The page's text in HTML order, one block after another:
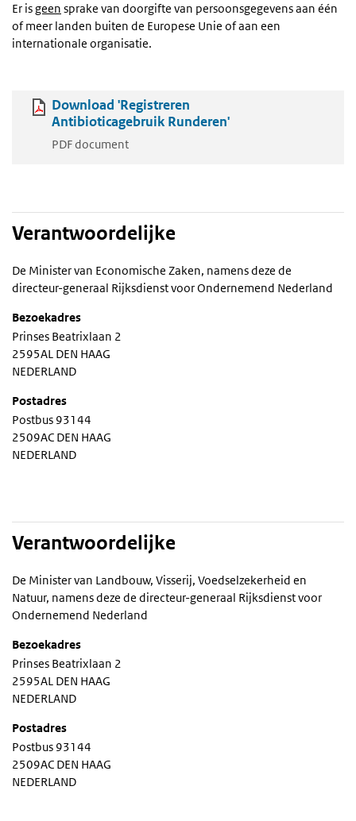
Er isgeen sprake van doorgifte van persoonsgegevens aan één
of meer landen buiten de Europese Unie of aan een
internationale organisatie.
Download 'Registreren
Antibioticagebruik Runderen'
PDF document
Verantwoordelijke
De Minister van Economische Zaken, namens deze de
directeur-generaal Rijksdienst voor Ondernemend Nederland
Bezoekadres
Prinses Beatrixlaan 2
2595AL DEN HAAG
NEDERLAND
Postadres
Postbus 93144
2509AC DEN HAAG
NEDERLAND
Verantwoordelijke
De Minister van Landbouw, Visserij, Voedselzekerheid en
Natuur, namens deze de directeur-generaal Rijksdienst voor
Ondernemend Nederland
Bezoekadres
Prinses Beatrixlaan 2
2595AL DEN HAAG
NEDERLAND
Postadres
Postbus 93144
2509AC DEN HAAG
NEDERLAND